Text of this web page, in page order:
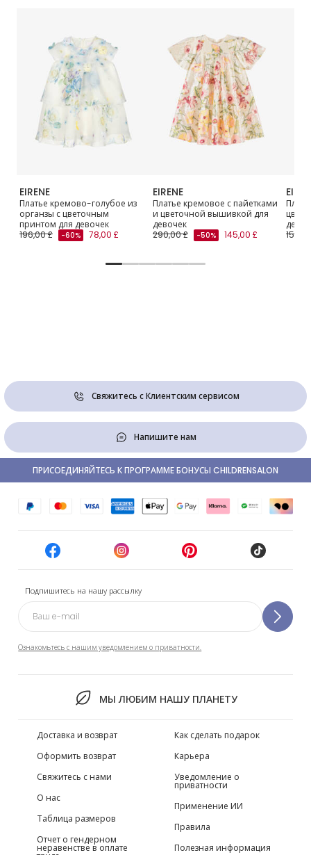
EIRENE
Платье кремово-голубое из
органзы с цветочным
принтом для девочек
196,00 £
-60% 78,00 £
EIRENE
Платье кремовое с пайетками
и цветочной вышивкой для
девочек
290,00 £
-50% 145,00 £
Свяжитесь с Клиентским сервисом
Напишите нам
Подпишитесь на нашу рассылку
Ознакомьтесь с нашим уведомлением о приватности.
МЫ ЛЮБИМ НАШУ ПЛАНЕТУ
ПРИСОЕДИНЯЙТЕСЬ К ПРОГРАММЕ БОНУСЫ CHILDRENSALON
Доставка и возврат
Оформить возврат
Свяжитесь с нами
О нас
Таблица размеров
Отчет о гендерном
неравенстве в оплате
Как сделать подарок
Карьера
Уведомление о
приватности
Применение ИИ
Правила
Полезная информация